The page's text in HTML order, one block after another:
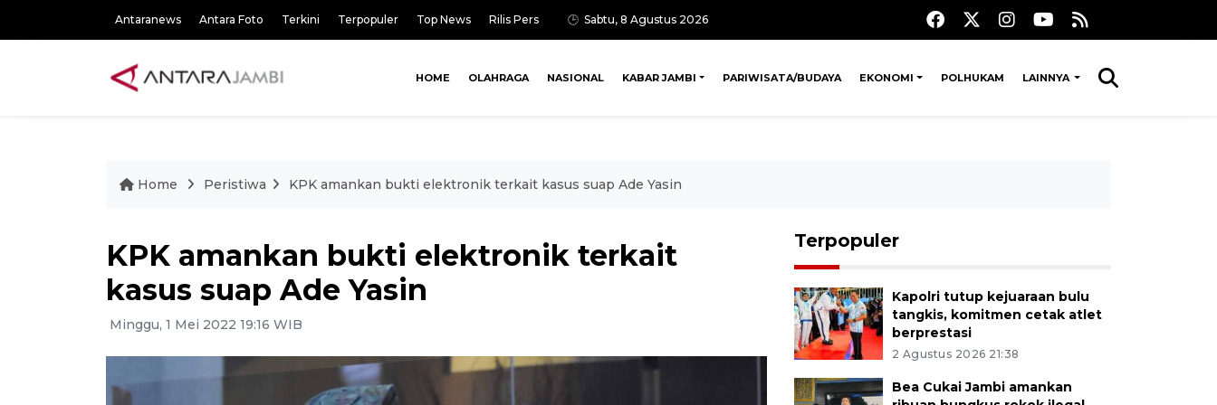
Antaranews Antara Foto Terkini Terpopuler Top News Rilis Pers Sabtu, 8 Agustus 2026
HOME OLAHRAGA NASIONAL KABAR JAMBI PARIWISATA/BUDAYA EKONOMI POLHUKAM LAINNYA
Home Peristiwa KPK amankan bukti elektronik terkait kasus suap Ade Yasin
KPK amankan bukti elektronik terkait
kasus suap Ade Yasin
Minggu, 1 Mei 2022 19:16 WIB
Terpopuler
Kapolri tutup kejuaraan bulu
tangkis, komitmen cetak atlet
berprestasi
2 Agustus 2026 21:38
Bea Cukai Jambi amankan